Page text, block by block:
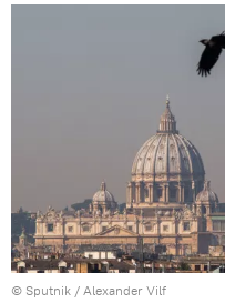
© Sputnik / Alexander Vilf